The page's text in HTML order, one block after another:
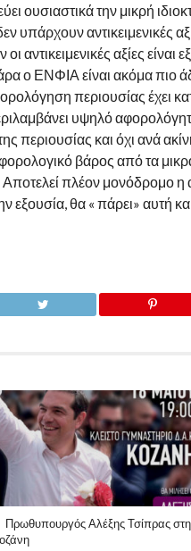
ουσιαστικά την μικρή
αντικειμενικές
αντικειμενικές αξίες
ο ΕΝΦΙΑ είναι ακόμα πιο
περιουσίας έχει
υψηλό
περιουσίας και όχι ανά
βάρος από τα
πλέον μονόδρομο η
εξουσία, θα « πάρει» αυτή
Αλέξης Τσίπρας